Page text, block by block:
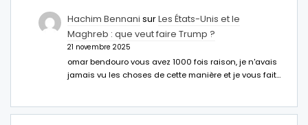
Hachim Bennani surLes États-Unis et le
Maghreb : que veut faire Trump ?
21 novembre 2025
omar bendouro vous avez 1000 fois raison, je n'avais
jamais vu les choses de cette manière et je vous fait…